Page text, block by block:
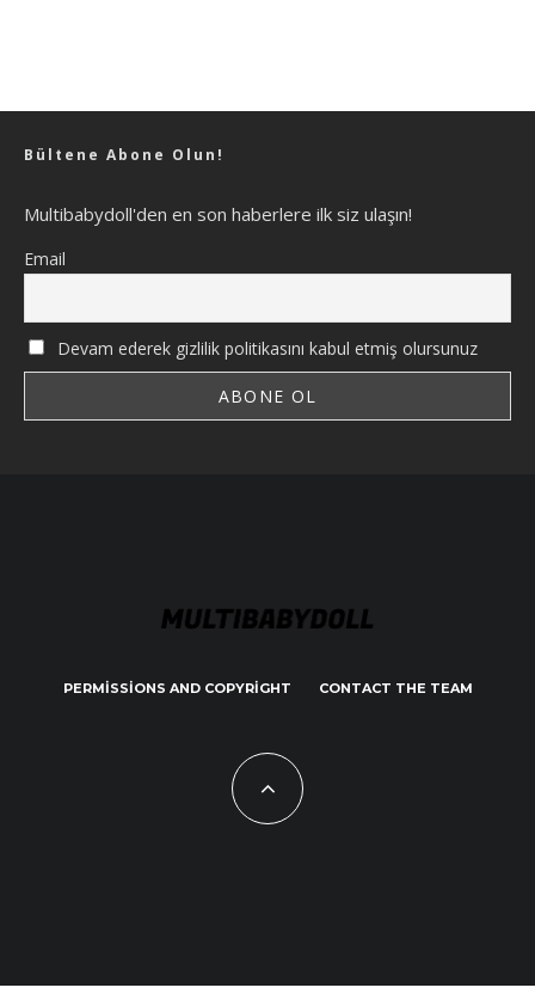
Bültene Abone Olun!
Multibabydoll'den en son haberlere ilk siz ulaşın!
Email
Devam ederek gizlilik politikasını kabul etmiş olursunuz
PERMISSIONS AND COPYRIGHT CONTACT THE TEAM